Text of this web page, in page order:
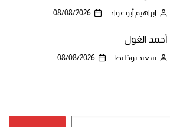
إبراهيم أبو عواد 08/08/2026
أحمد الغول
سعيد بوخليط 08/08/2026